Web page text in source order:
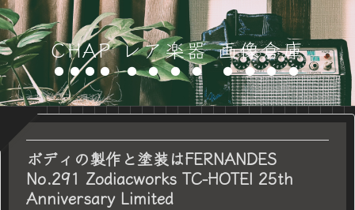
CHAP レア楽器 画像倉庫
ボディの製作と塗装はFERNANDES
No.291 Zodiacworks TC-HOTEI 25th
Anniversary Limited